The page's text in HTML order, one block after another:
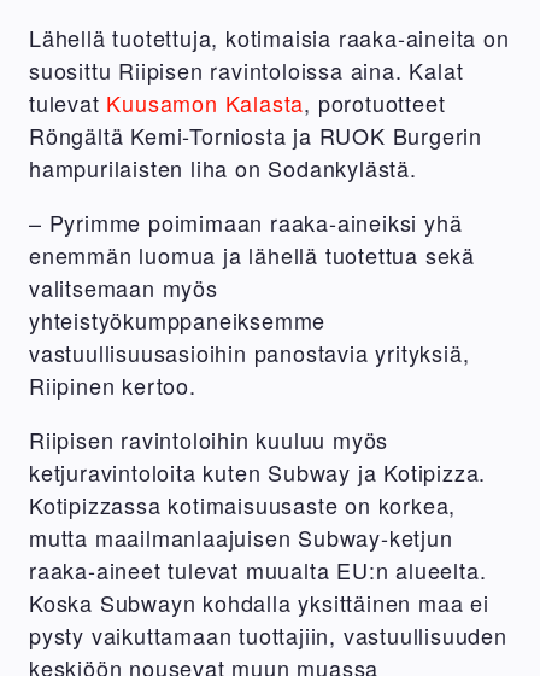
Lähellä tuotettuja, kotimaisia raaka-aineita on
suosittu Riipisen ravintoloissa aina. Kalat
tulevat Kuusamon Kalasta, porotuotteet
Röngältä Kemi-Torniosta ja RUOK Burgerin
hampurilaisten liha on Sodankylästä.
– Pyrimme poimimaan raaka-aineiksi yhä
enemmän luomua ja lähellä tuotettua sekä
valitsemaan myös
yhteistyökumppaneiksemme
vastuullisuusasioihin panostavia yrityksiä,
Riipinen kertoo.
Riipisen ravintoloihin kuuluu myös
ketjuravintoloita kuten Subway ja Kotipizza.
Kotipizzassa kotimaisuusaste on korkea,
mutta maailmanlaajuisen Subway-ketjun
raaka-aineet tulevat muualta EU:n alueelta.
Koska Subwayn kohdalla yksittäinen maa ei
pysty vaikuttamaan tuottajiin, vastuullisuuden
keskiöön nousevat muun muassa